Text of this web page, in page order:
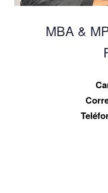
MBA &